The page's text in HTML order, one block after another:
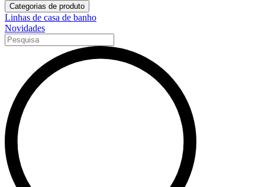
Categorias de produto
Linhas de casa de banho
Novidades